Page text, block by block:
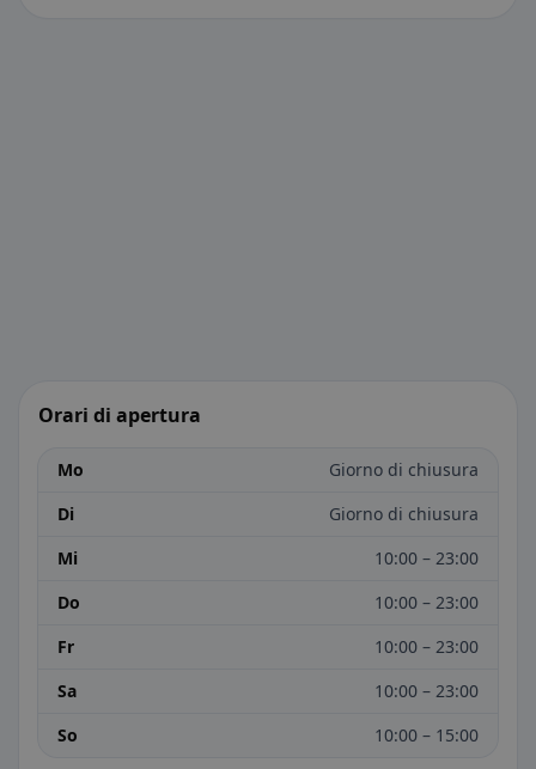
Orari di apertura
Mo
Giorno di chiusura
Di
Giorno di chiusura
Mi
10:00 – 23:00
Do
10:00 – 23:00
Fr
10:00 – 23:00
Sa
10:00 – 23:00
So
10:00 – 15:00